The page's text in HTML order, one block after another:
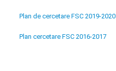
Plan de cercetare FSC 2019-2020
Plan cercetare FSC 2016-2017